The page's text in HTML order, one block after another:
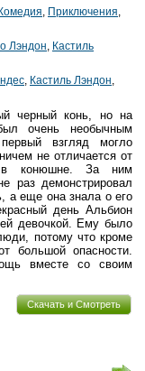
Комедия, Приключения,
Лэндон, Кастиль
, Кастиль Лэндон,
черный конь, но на
очень необычным
взгляд могло
не отличается от
в конюшне. За ним
раз демонстрировал
а еще она знала о его
день Альбион
девочкой. Ему было
потому что кроме
большой опасности.
вместе со своим
Скачать и Смотреть